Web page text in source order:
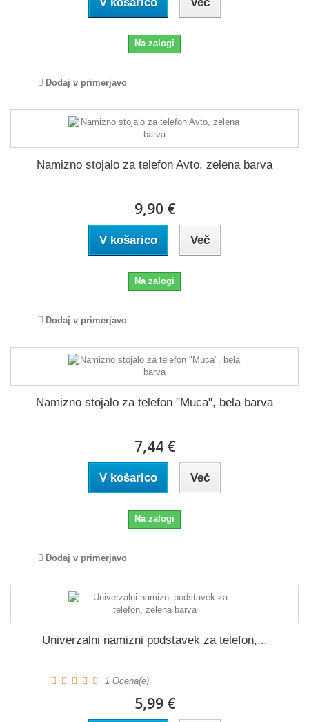
Na zalogi
Dodaj v primerjavo
Namizno stojalo za telefon Avto, zelena barva
9,90 €
V košarico Več
Na zalogi
Dodaj v primerjavo
Namizno stojalo za telefon "Muca", bela barva
7,44 €
V košarico Več
Na zalogi
Dodaj v primerjavo
Univerzalni namizni podstavek za telefon,...
1 Ocena(e)
5,99 €